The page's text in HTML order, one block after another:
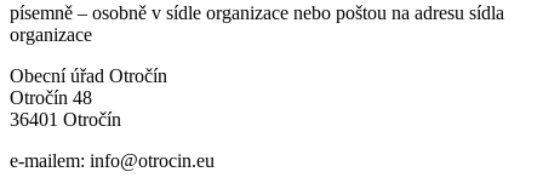
písemně – osobně v sídle organizace nebo poštou na adresu sídla
organizace
Obecní úřad Otročín
Otročín 48
36401 Otročín
e-mailem: info@otrocin.eu